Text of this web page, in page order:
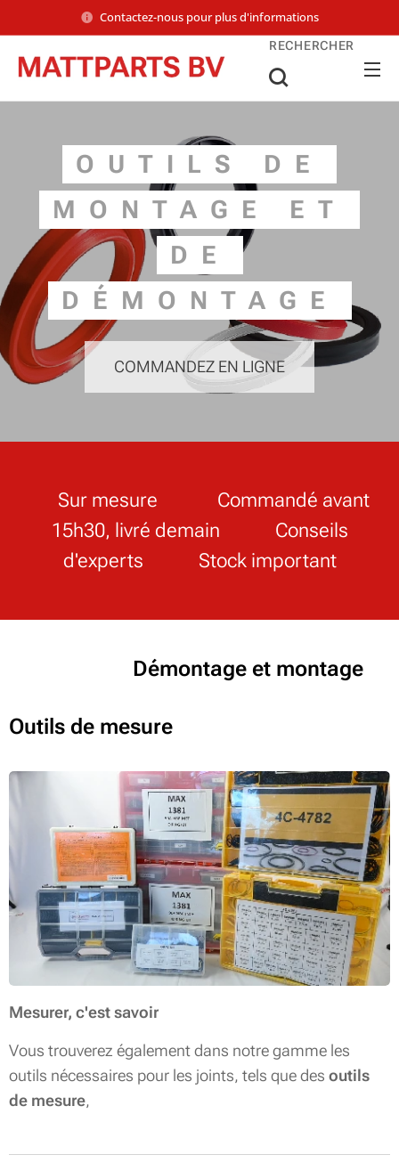
Contactez-nous pour plus d'informations
RECHERCHER
OUTILS DE
MONTAGE ET
DE
DÉMONTAGE
COMMANDEZ EN LIGNE
✔ Sur mesure ✔ Commandé avant
15h30, livré demain ✔ Conseils
d'experts ✔ Stock important
Démontage et montage
Outils de mesure
Mesurer, c'est savoir
Vous trouverez également dans notre gamme les
outils nécessaires pour les joints, tels que des outils
de mesure,